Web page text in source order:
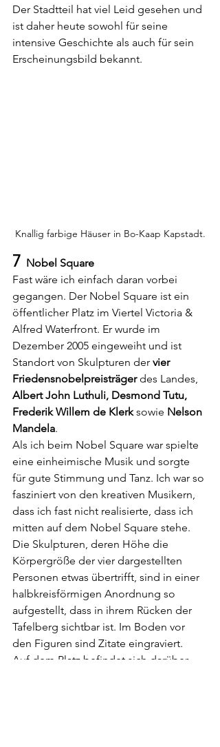
Der Stadtteil hat viel Leid gesehen und
ist daher heute sowohl für seine
intensive Geschichte als auch für sein
Erscheinungsbild bekannt.
Knallig farbige Häuser in Bo-Kaap Kapstadt.
7
  Nobel Square
Fast wäre ich einfach daran vorbei
gegangen. Der Nobel Square ist ein
öffentlicher Platz im Viertel Victoria &
Alfred Waterfront. Er wurde im
Dezember 2005 eingeweiht und ist
Standort von Skulpturen der vier
Friedensnobelpreisträger des Landes,
Albert John Luthuli, Desmond Tutu,
Frederik Willem de Klerk sowie Nelson
Mandela.
Als ich beim Nobel Square war spielte
eine einheimische Musik und sorgte
für gute Stimmung und Tanz. Ich war so
fasziniert von den kreativen Musikern,
dass ich fast nicht realisierte, dass ich
mitten auf dem Nobel Square stehe.
Die Skulpturen, deren Höhe die
Körpergröße der vier dargestellten
Personen etwas übertrifft, sind in einer
halbkreisförmigen Anordnung so
aufgestellt, dass in ihrem Rücken der
Tafelberg sichtbar ist. Im Boden vor
den Figuren sind Zitate eingraviert.
Auf dem Platz befindet sich darüber